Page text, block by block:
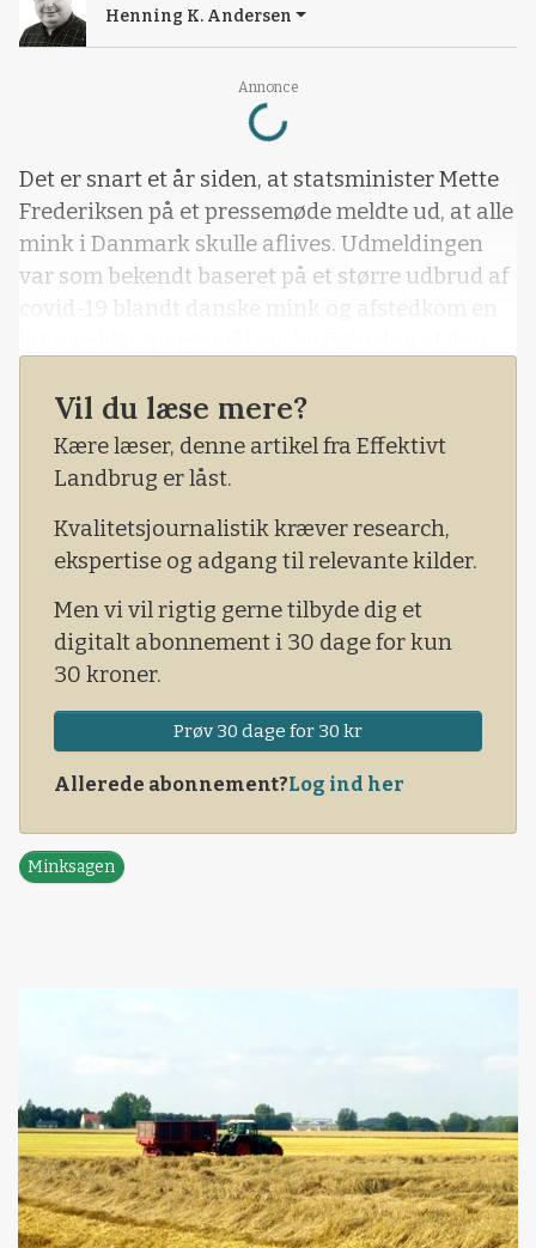
Annonce
Loading...
Henning K. Andersen
Det er snart et år siden, at statsminister Mette
Frederiksen på et pressemøde meldte ud, at alle
mink i Danmark skulle aflives. Udmeldingen
var som bekendt baseret på et større udbrud af
covid-19 blandt danske mink og afstedkom en
Vil du læse mere?
Kære læser, denne artikel fra Effektivt
Landbrug er låst.
Kvalitetsjournalistik kræver research,
ekspertise og adgang til relevante kilder.
Men vi vil rigtig gerne tilbyde dig et
digitalt abonnement i 30 dage for kun
30 kroner.
Prøv 30 dage for 30 kr
Allerede abonnement?Log ind her
Minksagen